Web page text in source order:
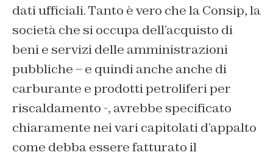
dati ufficiali. Tanto è vero che la Consip, la
società che si occupa dell’acquisto di
beni e servizi delle amministrazioni
pubbliche – e quindi anche anche di
carburante e prodotti petroliferi per
riscaldamento -, avrebbe specificato
chiaramente nei vari capitolati d’appalto
come debba essere fatturato il